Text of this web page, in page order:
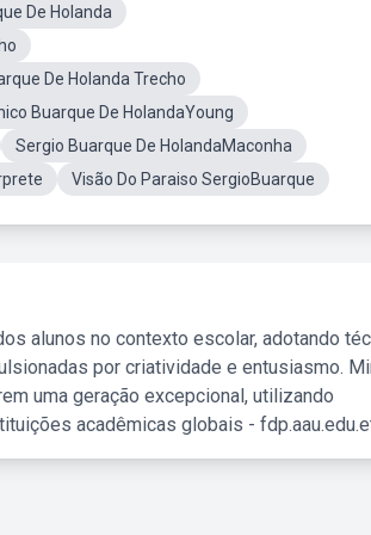
De Holanda
De Holanda Trecho
Buarque De HolandaYoung
Sergio Buarque De HolandaMaconha
Visão Do Paraiso SergioBuarque
alunos no contexto escolar, adotando
por criatividade e entusiasmo.
uma geração excepcional, utilizando
acadêmicas globais -